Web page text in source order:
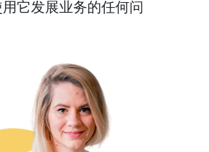
它发展业务的任何问